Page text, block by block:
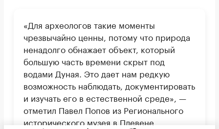
«Для археологов такие моменты
чрезвычайно ценны, потому что природа
ненадолго обнажает объект, который
большую часть времени скрыт под
водами Дуная. Это дает нам редкую
возможность наблюдать, документировать
и изучать его в естественной среде», —
отметил Павел Попов из Регионального
исторического музея в Плевене.